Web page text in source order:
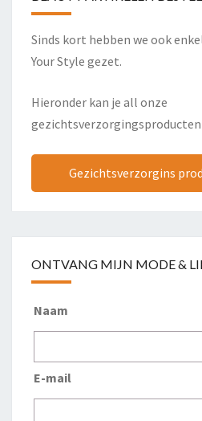
Sinds kort hebben we ook
Your Style gezet.
Hieronder kan je all onze
Gezichtsverzorgins
ONTVANG MIJN MODE &
Naam
E-mail